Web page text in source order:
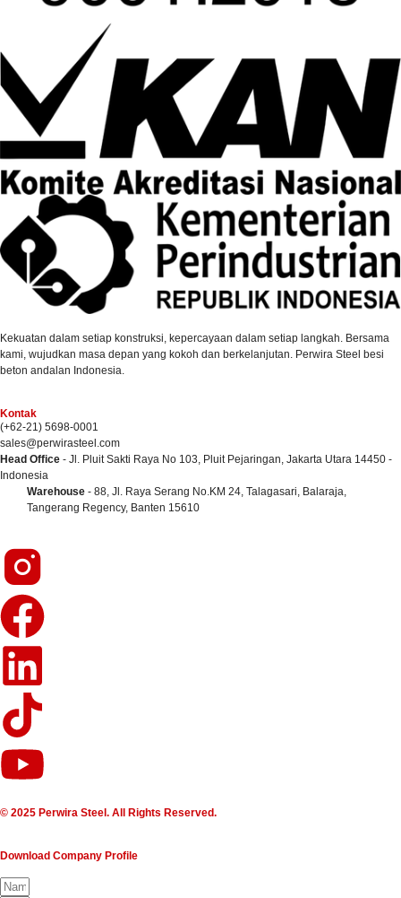
Kekuatan dalam setiap konstruksi, kepercayaan dalam setiap langkah. Bersama
kami, wujudkan masa depan yang kokoh dan berkelanjutan. Perwira Steel besi
beton andalan Indonesia.
Kontak
(+62-21) 5698-0001
sales@perwirasteel.com
Head Office - Jl. Pluit Sakti Raya No 103, Pluit Pejaringan, Jakarta Utara 14450 -
Indonesia
Warehouse - 88, Jl. Raya Serang No.KM 24, Talagasari, Balaraja,
Tangerang Regency, Banten 15610
© 2025 Perwira Steel. All Rights Reserved.
Download Company Profile